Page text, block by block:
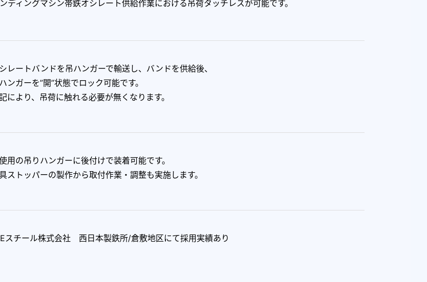
ディングマシン帯鉄オシレート供給作業における吊荷タッチレスが可能です。
レートバンドを吊ハンガーで輸送し、バンドを供給後、
ンガーを”開”状態でロック可能です。
により、吊荷に触れる必要が無くなります。
用の吊りハンガーに後付けで装着可能です。
ストッパーの製作から取付作業・調整も実施します。
スチール株式会社 西日本製鉄所/倉敷地区にて採用実績あり